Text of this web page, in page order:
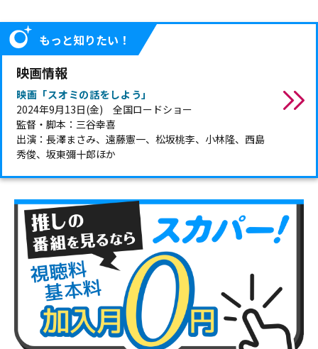
もっと知りたい！
映画情報
映画「スオミの話をしよう」
2024年9月13日(金) 全国ロードショー
監督・脚本：三谷幸喜
出演：長澤まさみ、遠藤憲一、松坂桃李、小林隆、西島
秀俊、坂東彌十郎ほか